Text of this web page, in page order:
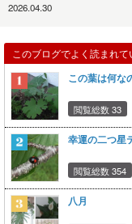
2026.04.30
このブログでよく読まれ
この葉は何
閲覧総数 33
幸運の二つ
閲覧総数 354
八月